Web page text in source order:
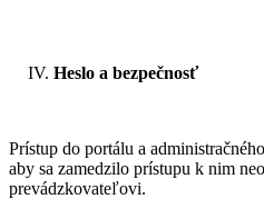
Heslo a bezpečnosť
Prístup do portálu a
aby sa zamedzilo prístupu k nim
prevádzkovateľovi.